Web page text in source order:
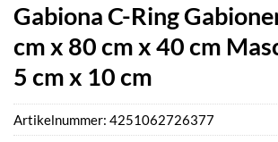
Gabiona C-Ring
cm x 80 cm x 40 cm
5 cm x 10 cm
Artikelnummer: 4251062726377